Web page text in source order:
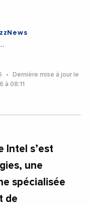
Dernière mise à jour le
à 08:11
Intel s’est
une
spécialisée
de